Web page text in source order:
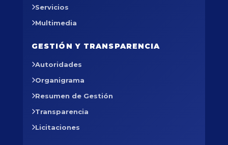
Servicios
Multimedia
GESTIÓN Y TRANSPARENCIA
Autoridades
Organigrama
Resumen de Gestión
Transparencia
Licitaciones